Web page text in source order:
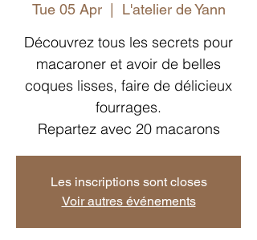
Tue 05 Apr
  |
L'atelier de Yann
Découvrez tous les secrets pour
macaroner et avoir de belles
coques lisses, faire de délicieux
fourrages.
Repartez avec 20 macarons
Les inscriptions sont closes
Voir autres événements